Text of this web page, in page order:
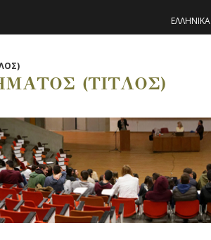
ΕΛΛΗΝΙΚΑ
(ΤΙΤΛΟΣ)